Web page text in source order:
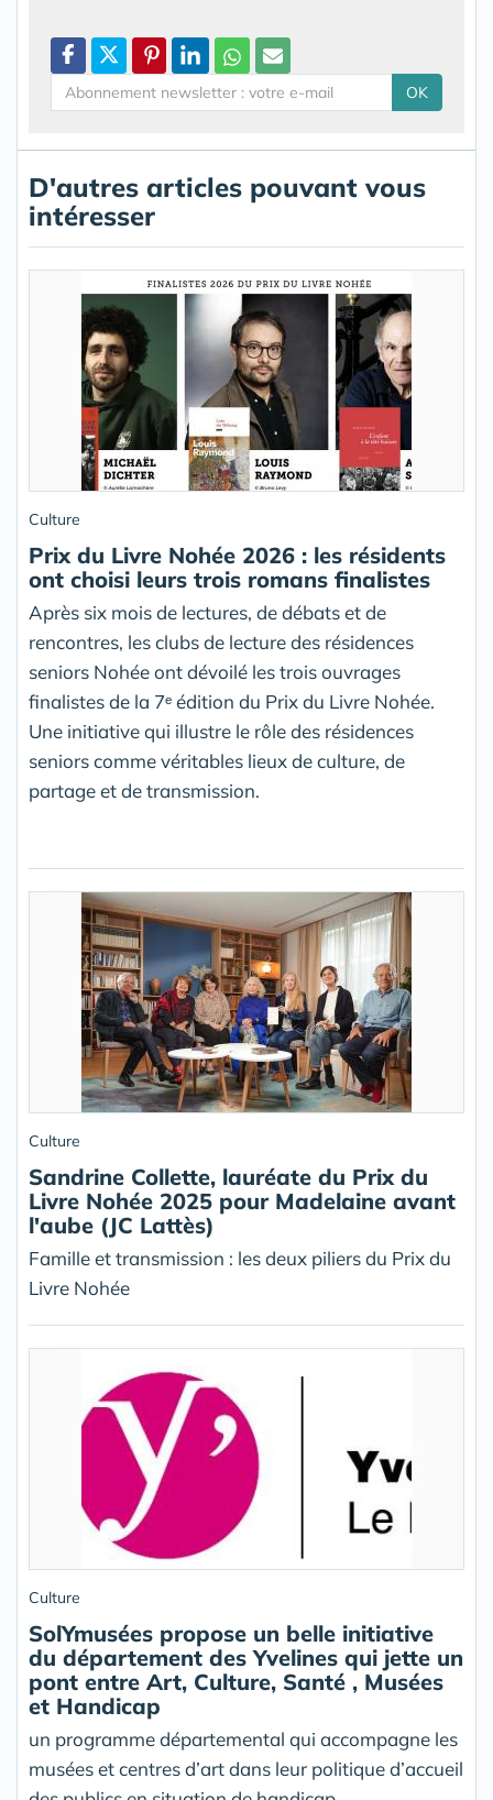
OK
D'autres articles pouvant vous
intéresser
Culture
Prix du Livre Nohée 2026 : les résidents
ont choisi leurs trois romans finalistes
Après six mois de lectures, de débats et de
rencontres, les clubs de lecture des résidences
seniors Nohée ont dévoilé les trois ouvrages
finalistes de la 7ᵉ édition du Prix du Livre Nohée.
Une initiative qui illustre le rôle des résidences
seniors comme véritables lieux de culture, de
partage et de transmission.
Culture
Sandrine Collette, lauréate du Prix du
Livre Nohée 2025 pour Madelaine avant
l'aube (JC Lattès)
Famille et transmission : les deux piliers du Prix du
Livre Nohée
Culture
SolYmusées propose un belle initiative
du département des Yvelines qui jette un
pont entre Art, Culture, Santé , Musées
et Handicap
un programme départemental qui accompagne les
musées et centres d’art dans leur politique d’accueil